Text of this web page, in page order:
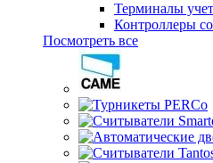
Терминалы
Контроллеры
Посмотреть все